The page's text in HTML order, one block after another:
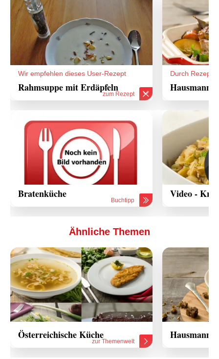
Wir empfehlen dieses User-Rezept
Rahmsuppe mit Erdäpfeln
zum Rezept
Durch Rezepte
Bratenküche
Buchtipp
Video -
Ähnliche Themen
Österreichische Küche
zur Themenwelt